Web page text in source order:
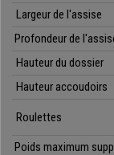
Corse) en 48/72h !
• Revêtement en
• Accoudoirs réglables
•Piétement solide
Largeur de l'assise
Profondeur de
Hauteur du dossier
Hauteur accoudoirs
Roulettes
Poids maximum